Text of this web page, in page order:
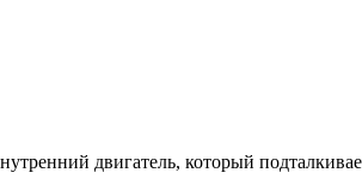
двигатель, который